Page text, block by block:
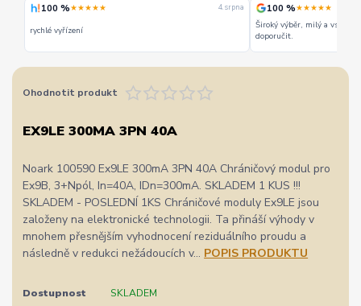
100 %★★★★★ 4. srpna
rychlé vyřízení
100 %★★★★★
Široký výběr, milý a
doporučit.
Ohodnotit produkt
EX9LE 300MA 3PN 40A
Noark 100590 Ex9LE 300mA 3PN 40A Chráničový modul pro
Ex9B, 3+Npól, In=40A, IDn=300mA. SKLADEM 1 KUS !!!
SKLADEM - POSLEDNÍ 1KS Chráničové moduly Ex9LE jsou
založeny na elektronické technologii. Ta přináší výhody v
mnohem přesnějším vyhodnocení reziduálního proudu a
následně v redukci nežádoucích v... POPIS PRODUKTU
Dostupnost SKLADEM